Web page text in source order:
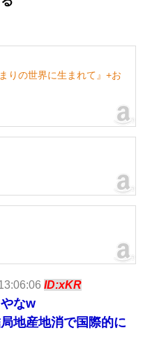
りの世界に生まれて』+お
ID:xKR
なw
地産地消で国際的に